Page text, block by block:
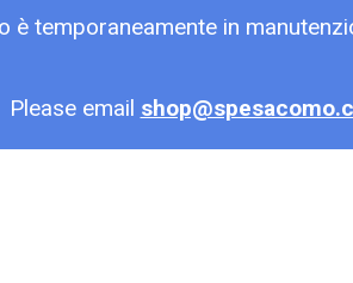
è temporaneamente in
Please email